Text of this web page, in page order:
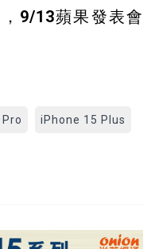
9/13蘋果發表會
iPhone 15 Plus